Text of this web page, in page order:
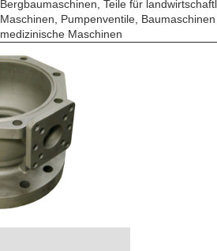
Bergbaumaschinen, Teile für
Maschinen, Pumpenventile,
medizinische Maschinen